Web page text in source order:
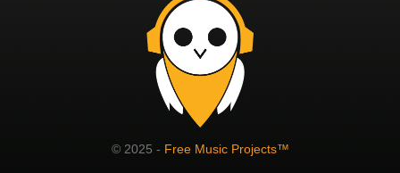
© 2025 - Free Music Projects™